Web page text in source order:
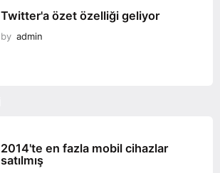
Twitter'a özet özelliği geliyor
by admin
2014'te en fazla mobil cihazlar
satılmış